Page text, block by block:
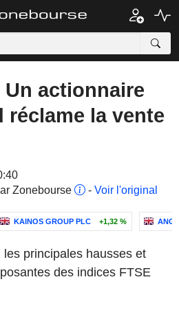
Un actionnaire
réclame la vente
Zonebourse
- Voir l'original
KAINOS GROUP PLC +1,32 %
principales hausses et
des indices FTSE